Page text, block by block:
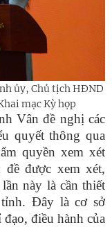
ủy, Chủ tịch HĐND
mạc Kỳ họp
Vân đề nghị các
quyết thông qua
quyền xem xét
được xem xét,
này là cần thiết
Đây là cơ sở
điều hành của